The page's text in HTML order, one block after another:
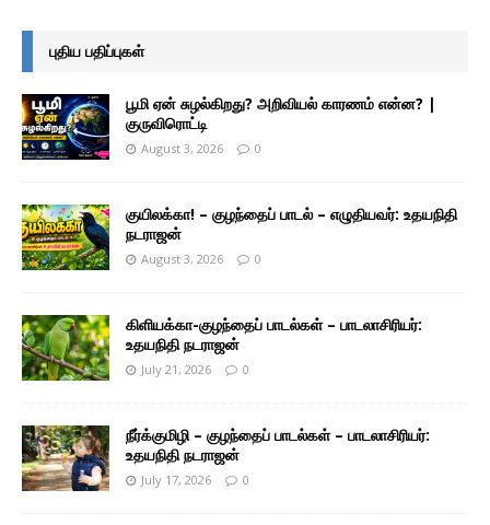
புதிய பதிப்புகள்
பூமி ஏன் சுழல்கிறது? அறிவியல் காரணம் என்ன? |
குருவிரொட்டி
August 3, 2026 0
குயிலக்கா! – குழந்தைப் பாடல் – எழுதியவர்: உதயநிதி
நடராஜன்
August 3, 2026 0
கிளியக்கா-குழந்தைப் பாடல்கள் – பாடலாசிரியர்:
உதயநிதி நடராஜன்
July 21, 2026 0
நீர்க்குமிழி – குழந்தைப் பாடல்கள் – பாடலாசிரியர்:
உதயநிதி நடராஜன்
July 17, 2026 0